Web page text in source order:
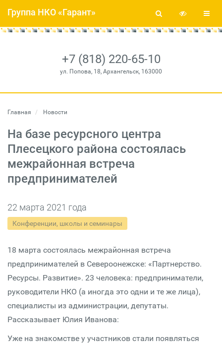
+7 (818) 220-65-10
ул. Попова, 18, Архангельск, 163000
Группа НКО «Гарант»
Главная Новости
На базе ресурсного центра
Плесецкого района состоялась
межрайонная встреча
предпринимателей
22 марта 2021 года
Конференции, школы и семинары
18 марта состоялась межрайонная встреча
предпринимателей в Североонежске: «Партнерство.
Ресурсы. Развитие». 23 человека: предприниматели,
руководители НКО (а иногда это одни и те же лица),
специалисты из администрации, депутаты.
Рассказывает Юлия Иванова:
Уже на знакомстве у участников стали появляться